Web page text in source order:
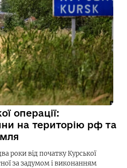
операції:
на територію рф та
роки від початку Курської
за задумом і виконанням